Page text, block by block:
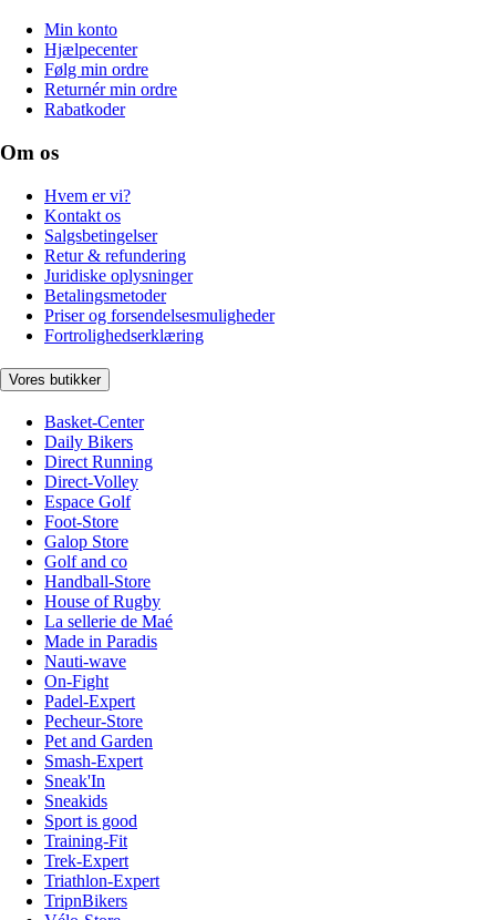
Min konto
Hjælpecenter
Følg min ordre
Returnér min ordre
Rabatkoder
Om os
Hvem er vi?
Kontakt os
Salgsbetingelser
Retur & refundering
Juridiske oplysninger
Betalingsmetoder
Priser og forsendelsesmuligheder
Fortrolighedserklæring
Vores butikker
Basket-Center
Daily Bikers
Direct Running
Direct-Volley
Espace Golf
Foot-Store
Galop Store
Golf and co
Handball-Store
House of Rugby
La sellerie de Maé
Made in Paradis
Nauti-wave
On-Fight
Padel-Expert
Pecheur-Store
Pet and Garden
Smash-Expert
Sneak'In
Sneakids
Sport is good
Training-Fit
Trek-Expert
Triathlon-Expert
TripnBikers